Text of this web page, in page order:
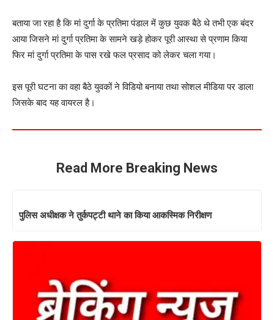
बताया जा रहा है कि मां दुर्गा के प्रतिमा पंडाल में कुछ युवक बैठे थे तभी एक बंदर
आया जिसने मां दुर्गा प्रतिमा के सामने खड़े होकर पूरी आस्था से प्रणाम किया
फिर मां दुर्गा प्रतिमा के पास रखे फल प्रसाद को लेकर चला गया।
इस पूरी घटना का वहा बैठे युवकों ने विडियो बनाया तथा सोशल मीडिया पर डाला
जिसके बाद यह वायरल है।
Read More Breaking News
पुलिस अधीक्षक ने तुर्कपट्टी थाने का किया आकस्मिक निरीक्षण